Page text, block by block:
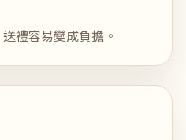
禮容易變成負擔。